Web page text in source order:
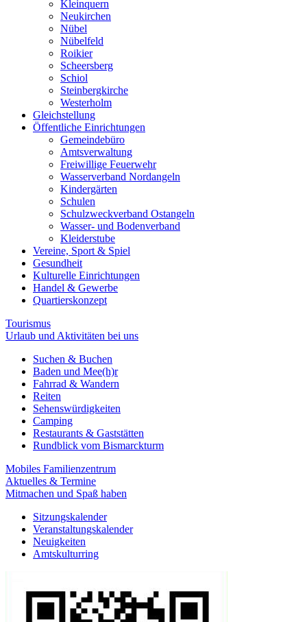
Kleinquern
Neukirchen
Nübel
Nübelfeld
Roikier
Scheersberg
Schiol
Steinbergkirche
Westerholm
Gleichstellung
Öffentliche Einrichtungen
Gemeindebüro
Amtsverwaltung
Freiwillige Feuerwehr
Wasserverband Nordangeln
Kindergärten
Schulen
Schulzweckverband Ostangeln
Wasser- und Bodenverband
Kleiderstube
Vereine, Sport & Spiel
Gesundheit
Kulturelle Einrichtungen
Handel & Gewerbe
Quartierskonzept
Tourismus
Urlaub und Aktivitäten bei uns
Suchen & Buchen
Baden und Mee(h)r
Fahrrad & Wandern
Reiten
Sehenswürdigkeiten
Camping
Restaurants & Gaststätten
Rundblick vom Bismarckturm
Mobiles Familienzentrum
Aktuelles & Termine
Mitmachen und Spaß haben
Sitzungskalender
Veranstaltungskalender
Neuigkeiten
Amtskulturring